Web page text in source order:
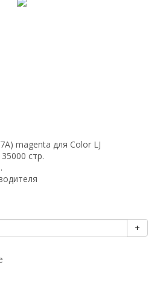
magenta для Color LJ
стр.
+